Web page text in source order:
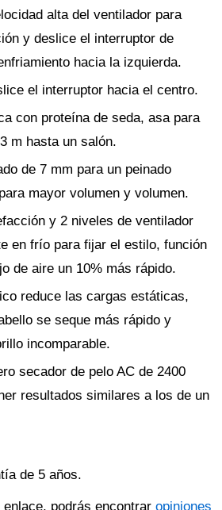
alta del ventilador para
y deslice el interruptor de
hacia la izquierda.
el interruptor hacia el centro.
con proteína de seda, asa para
m hasta un salón.
de 7 mm para un peinado
mayor volumen y volumen.
y 2 niveles de ventilador
en frío para fijar el estilo, función
de aire un 10% más rápido.
reduce las cargas estáticas,
se seque más rápido y
incomparable.
secador de pelo AC de 2400
resultados similares a los de un
de 5 años.
podrás encontrar opiniones